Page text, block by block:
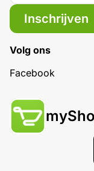
Inschrijven
Volg ons
Facebook